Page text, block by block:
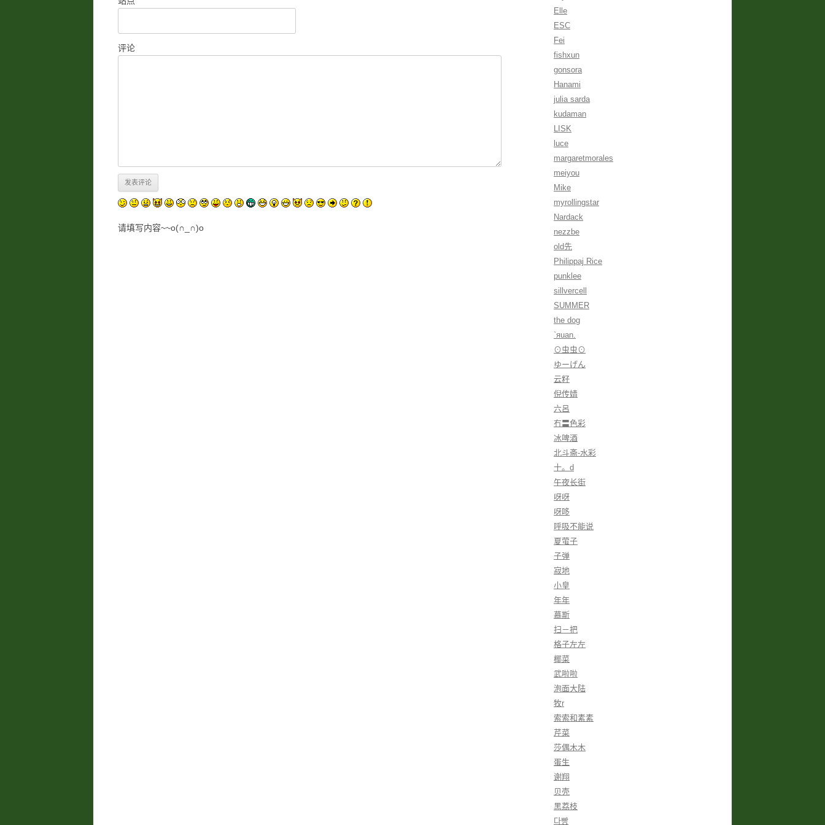
评论
请填写内容~~o(∩_∩)o
Elle
ESC
Fei
fishxun
gonsora
Hanami
julia sarda
kudaman
LISK
luce
margaretmorales
meiyou
Mike
myrollingstar
Nardack
nezzbe
old先
Philippaj Rice
punklee
sillvercell
SUMMER
the dog
ˋяuan.
⊙虫虫⊙
ゆーげん
云籽
倪传婧
六呂
冇〓色彩
冰啤酒
北斗斋-水彩
十。d
午夜长街
呀呀
呀哆
呼吸不能说
夏萤子
子弹
寂地
小皇
年年
慕斯
扫－把
格子左左
椰菜
武啦啦
泡面大陆
牧r
索索和素素
芹菜
莎偶木木
蛋生
谢翔
贝壳
黑荔枝
다빵